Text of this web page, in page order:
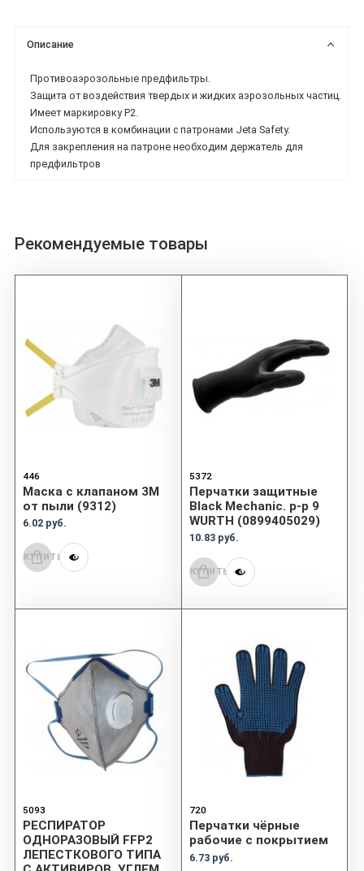
Описание
Противоаэрозольные предфильтры.
Защита от воздействия твердых и жидких аэрозольных частиц.
Имеет маркировку P2.
Используются в комбинации с патронами Jeta Safety.
Для закрепления на патроне необходим держатель для
предфильтров
Рекомендуемые товары
446
Маска с клапаном 3M
от пыли (9312)
6.02 руб.
КУПИТЬ
5372
Перчатки защитные
Black Mechanic. р-р 9
WURTH (0899405029)
10.83 руб.
КУПИТЬ
5093
РЕСПИРАТОР
ОДНОРАЗОВЫЙ FFP2
ЛЕПЕСТКОВОГО ТИПА
720
Перчатки чёрные
рабочие с покрытием
6.73 руб.